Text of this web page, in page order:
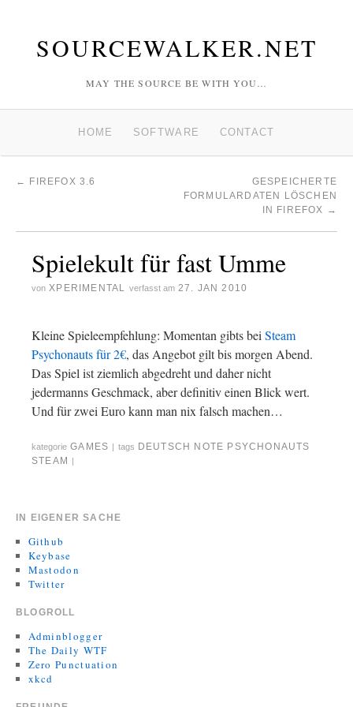
SOURCEWALKER.NET
MAY THE SOURCE BE WITH YOU…
HOME SOFTWARE CONTACT
← FIREFOX 3.6
GESPEICHERTE
FORMULARDATEN LÖSCHEN
IN FIREFOX →
Spielekult für fast Umme
von XPERIMENTAL verfasst am 27. JAN 2010
Kleine Spieleempfehlung: Momentan gibts bei Steam
Psychonauts für 2€, das Angebot gilt bis morgen Abend.
Das Spiel ist ziemlich abgedreht und daher nicht
jedermanns Geschmack, aber definitiv einen Blick wert.
Und für zwei Euro kann man nix falsch machen…
kategorie GAMES | tags DEUTSCH NOTE PSYCHONAUTS
STEAM
|
IN EIGENER SACHE
Github
Keybase
Mastodon
Twitter
BLOGROLL
Adminblogger
The Daily WTF
Zero Punctuation
xkcd